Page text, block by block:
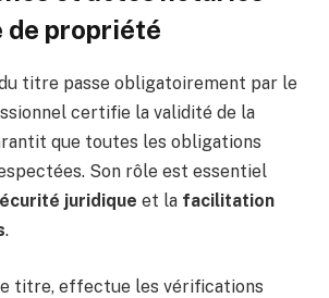
de propriété
titre passe obligatoirement par le
certifie la validité de la
que toutes les obligations
Son rôle est essentiel
juridique et la facilitation
.
titre, effectue les vérifications